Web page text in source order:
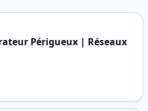
Périgueux | Réseaux